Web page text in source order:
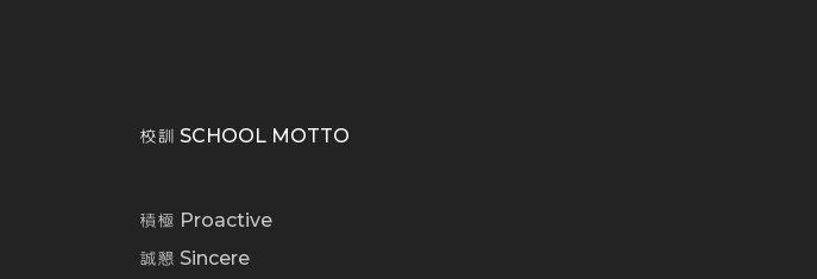
校訓 SCHOOL MOTTO
積極 Proactive
誠懇 Sincere